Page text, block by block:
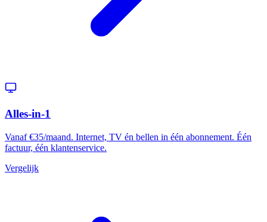
Alles-in-1
Vanaf €35/maand. Internet, TV én bellen in één abonnement. Één
factuur, één klantenservice.
Vergelijk